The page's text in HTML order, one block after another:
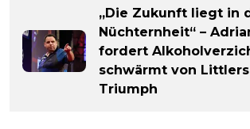
„Die Zukunft liegt in
Nüchternheit“ –
fordert
schwärmt von
Triumph